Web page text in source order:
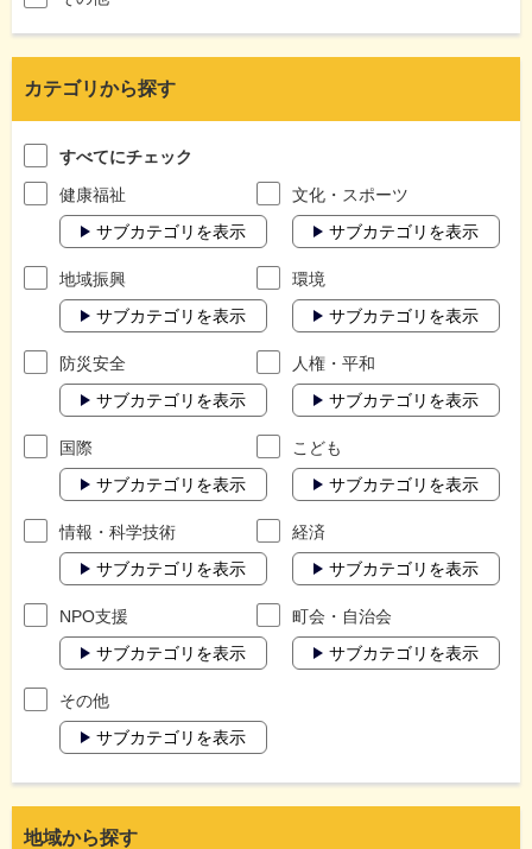
カテゴリから探す
すべてにチェック
健康福祉
サブカテゴリを表示
文化・スポーツ
サブカテゴリを表示
地域振興
サブカテゴリを表示
環境
サブカテゴリを表示
防災安全
サブカテゴリを表示
人権・平和
サブカテゴリを表示
国際
サブカテゴリを表示
こども
サブカテゴリを表示
情報・科学技術
サブカテゴリを表示
経済
サブカテゴリを表示
NPO支援
サブカテゴリを表示
町会・自治会
サブカテゴリを表示
その他
サブカテゴリを表示
地域から探す